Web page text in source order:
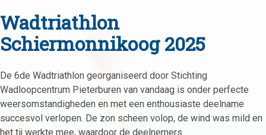
Wadtriathlon
Schiermonnikoog 2025
De 6de Wadtriathlon georganiseerd door Stichting
Wadloopcentrum Pieterburen van vandaag is onder perfecte
weersomstandigheden en met een enthousiaste deelname
succesvol verlopen. De zon scheen volop, de wind was mild en
het tij werkte mee, waardoor de deelnemers